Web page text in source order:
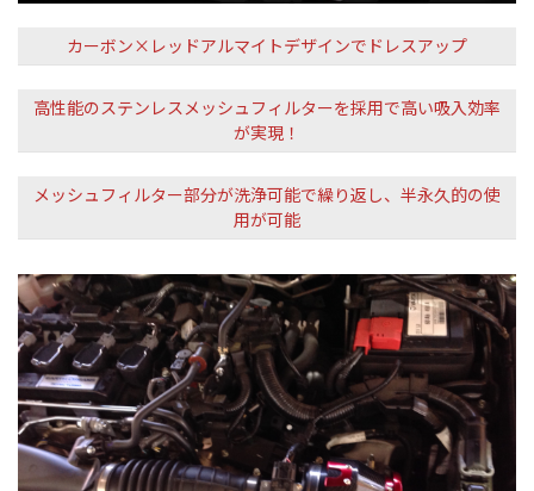
カーボン×レッドアルマイトデザインでドレスアップ
高性能のステンレスメッシュフィルターを採用で高い吸入効率
が実現！
メッシュフィルター部分が洗浄可能で繰り返し、半永久的の使
用が可能